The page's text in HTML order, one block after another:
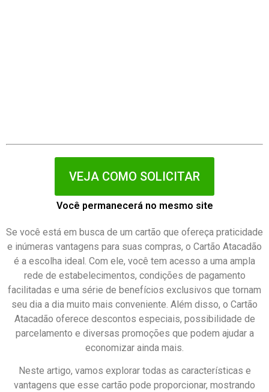
VEJA COMO SOLICITAR
Você permanecerá no mesmo site
Se você está em busca de um cartão que ofereça praticidade
e inúmeras vantagens para suas compras, o Cartão Atacadão
é a escolha ideal. Com ele, você tem acesso a uma ampla
rede de estabelecimentos, condições de pagamento
facilitadas e uma série de benefícios exclusivos que tornam
seu dia a dia muito mais conveniente. Além disso, o Cartão
Atacadão oferece descontos especiais, possibilidade de
parcelamento e diversas promoções que podem ajudar a
economizar ainda mais.
Neste artigo, vamos explorar todas as características e
vantagens que esse cartão pode proporcionar, mostrando